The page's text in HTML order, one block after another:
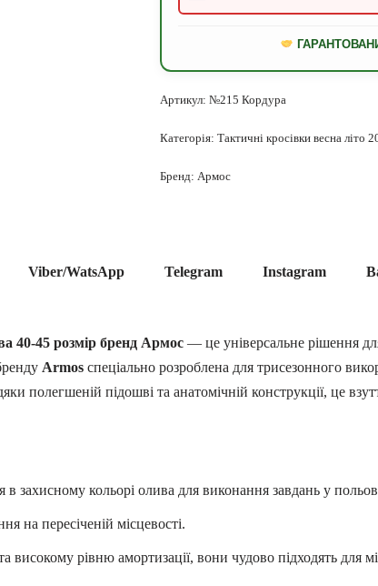
Артикул:№215 Кордура
Категорія:Тактичні кросівки весна літо
Бренд:Армос
Viber/WatsApp Telegram Instagram
40-45 розмір бренд Армос — це універсальне рішення
Armos спеціально розроблена для трисезонного
полегшеній підошві та анатомічній конструкції, це
в захисному кольорі олива для виконання завдань у
на пересіченій місцевості.
високому рівню амортизації, вони чудово підходять для